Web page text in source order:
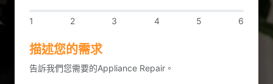
1 2 3 4 5 6
描述您的需求
告訴我們您需要的Appliance Repair。